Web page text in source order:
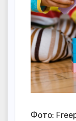
Фото: